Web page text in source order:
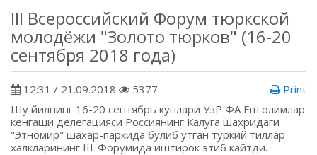
III Всероссийский Форум тюркской
молодёжи "Золото тюрков" (16-20
сентября 2018 года)
12:31 / 21.09.2018 5377
Print
Шу йилнинг 16-20 сентябрь кунлари УзР ФА Ёш олимлар
кенгаши делегацияси Россиянинг Калуга шахридаги
"Этномир" шахар-паркида булиб утган туркий тиллар
халкларининг III-Форумида иштирок этиб кайтди.